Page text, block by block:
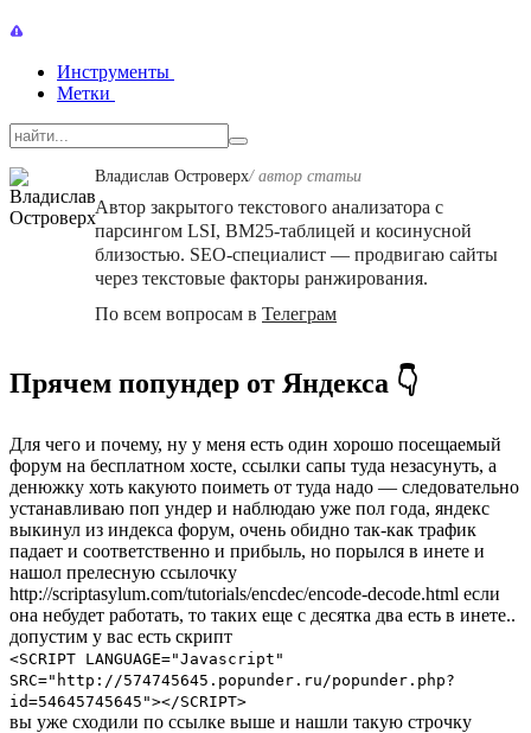
Инструменты
Метки
Владислав Островерх/ автор cтатьи
Автор закрытого текстового анализатора с
парсингом LSI, BM25-таблицей и косинусной
близостью. SEO-специалист — продвигаю сайты
через текстовые факторы ранжирования.
По всем вопросам в Телеграм
Прячем попундер от Яндекса 👇
Для чего и почему, ну у меня есть один хорошо посещаемый
форум на бесплатном хосте, ссылки сапы туда незасунуть, а
денюжку хоть какуюто поиметь от туда надо — следовательно
устанавливаю поп ундер и наблюдаю уже пол года, яндекс
выкинул из индекса форум, очень обидно так-как трафик
падает и соответственно и прибыль, но порылся в инете и
нашол прелесную ссылочку
http://scriptasylum.com/tutorials/encdec/encode-decode.html если
она небудет работать, то таких еще с десятка два есть в инете..
допустим у вас есть скрипт
<SCRIPT LANGUAGE="Javascript"
SRC="http://574745645.popunder.ru/popunder.php?
id=54645745645"></SCRIPT>
вы уже сходили по ссылке выше и нашли такую строчку